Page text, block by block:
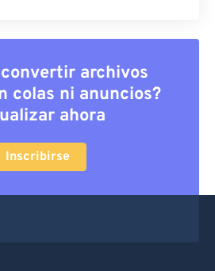
convertir archivos
colas ni anuncios?
ahora
Inscribirse